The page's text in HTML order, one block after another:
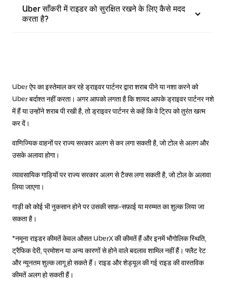
Uber साँकरी में राइडर को सुरक्षित रखने के लिए कैसे मदद
करता है?
Uber ऐप का इस्तेमाल कर रहे ड्राइवर पार्टनर द्वारा शराब पीने या नशा करने को
Uber बर्दाश्त नहीं करता। अगर आपको लगता है कि शायद आपके ड्राइवर पार्टनर नशे
में हैं या उन्होंने शराब पी रखी है, तो ड्राइवर पार्टनर से कहें कि वे ट्रिप को तुरंत खत्म
कर दें।
वाणिज्यिक वाहनों पर राज्य सरकार अलग से कर लगा सकती है, जो टोल से अलग और
उसके अलावा होगा।
व्यावसायिक गाड़ियों पर राज्य सरकार अलग से टैक्स लगा सकती है, जो टोल के अलावा
लिया जाएगा।
गाड़ी को कोई भी नुकसान होने पर उसकी साफ़-सफ़ाई या मरम्मत का शुल्क लिया जा
सकता है।
*नमूना राइडर कीमतें केवल औसत UberX की कीमतें हैं और इनमें भौगोलिक स्थिति,
ट्रैफिक देरी, प्रमोशन या अन्य कारणों से होने वाले बदलाव शामिल नहीं हैं। फ्लैट रेट
और न्यूनतम शुल्क लागू हो सकते हैं। राइड और शेड्यूल की गई राइड की वास्तविक
कीमतें अलग हो सकती हैं।